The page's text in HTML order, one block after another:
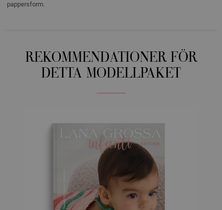
pappersform.
REKOMMENDATIONER FÖR
DETTA MODELLPAKET